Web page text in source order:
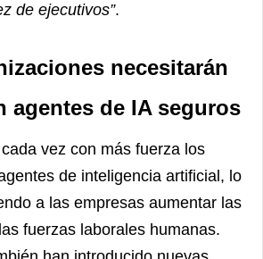
de ejecutivos”.
necesitarán
agentes de IA seguros
vez con más fuerza los
de inteligencia artificial, lo
a las empresas aumentar las
fuerzas laborales humanas.